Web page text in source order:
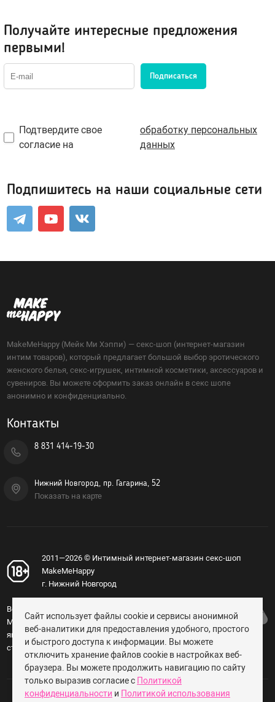
Подарочные сертификаты
Получайте интересные предложения
первыми!
Подписаться
Подтвердите свое
согласие на
обработку персональных
данных
Подпишитесь на наши социальные сети
MakeMeHappy (Мейк Ми Хэппи) — секс-шоп (интернет-магазин
интим товаров), который предлагает большой выбор эротического
женского белья, секс-игрушек, интимной косметики, аксессуаров и
сувениров. Вы можете оформить заказ онлайн в секс шопе
анонимно и конфиденциально.
Контакты
8 831 414-19-30
Нижний Новгород, пр. Гагарина, 52
Показать на карте
2011—2026 © Интимный интернет-магазин секс-шоп
MakeMeHappy
г. Нижний Новгород
Вся информация, изложенная на сайте
MakeMeHappy.ru, носит справочный характер и не
является публичной офертой, определяемой
статьёй 437 ГК РФ (18+).
Сайт использует файлы cookie и сервисы анонимной
веб-аналитики для предоставления удобного, простого
и быстрого доступа к информации. Вы можете
отключить хранение файлов cookie в настройках веб-
браузера. Вы можете продолжить навигацию по сайту
только выразив согласие с Политикой
конфиденциальности и Политикой использования